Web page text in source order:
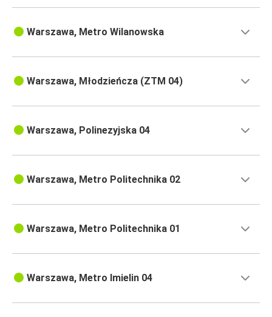
Warszawa, Metro Wilanowska
Warszawa, Młodzieńcza (ZTM 04)
Warszawa, Polinezyjska 04
Warszawa, Metro Politechnika 02
Warszawa, Metro Politechnika 01
Warszawa, Metro Imielin 04